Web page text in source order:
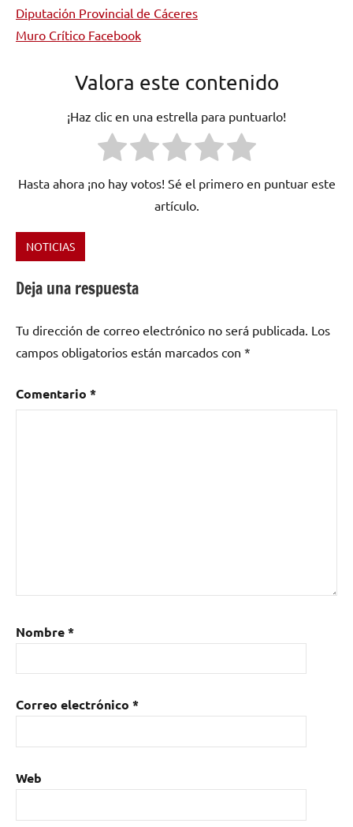
Diputación Provincial de Cáceres
Muro Crítico Facebook
Valora este contenido
¡Haz clic en una estrella para puntuarlo!
Hasta ahora ¡no hay votos! Sé el primero en puntuar este
artículo.
Etiquetado
Arena
arte,
Cáceres,
de
NOTICIAS
Deja una respuesta
Tu dirección de correo electrónico no será publicada. Los
campos obligatorios están marcados con *
Comentario *
Nombre*
Correo electrónico *
Web